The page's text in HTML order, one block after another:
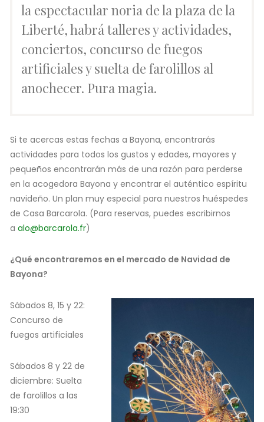
la espectacular noria de la plaza de la
Liberté, habrá talleres y actividades,
conciertos, concurso de fuegos
artificiales y suelta de farolillos al
anochecer. Pura magia.
Si te acercas estas fechas a Bayona, encontrarás
actividades para todos los gustos y edades, mayores y
pequeños encontrarán más de una razón para perderse
en la acogedora Bayona y encontrar el auténtico espíritu
navideño. Un plan muy especial para nuestros huéspedes
de Casa Barcarola. (Para reservas, puedes escribirnos
a alo@barcarola.fr)
¿Qué encontraremos en el mercado de Navidad de
Bayona?
Sábados 8, 15 y 22:
Concurso de
fuegos artificiales
Sábados 8 y 22 de
diciembre: Suelta
de farolillos a las
19:30